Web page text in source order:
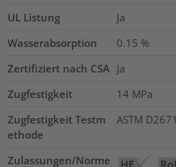
UL Listung
Ja
Wasserabsorption
0.15 %
Zertifiziert nach CSA Ja
Zugfestigkeit
14 MPa
Zugfestigkeit Testm
ethode
ASTM D2671
Zulassungen/Norme